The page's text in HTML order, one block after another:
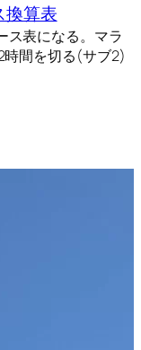
換算表
ス表になる。マラ
時間を切る(サブ2)